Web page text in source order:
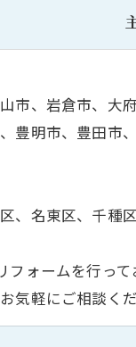
市、岩倉市、
豊明市、豊田
、名東区、千
ォームを行って
気軽にご相談くだ